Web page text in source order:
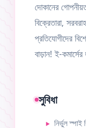
দোকানের
বিক্রেতারা,
প্রতিযোগীদের
বাড়ান! ই-
সুবিধা
নির্ভুল